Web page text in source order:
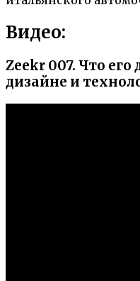
Видео:
Zeekr 007. Что его
дизайне и